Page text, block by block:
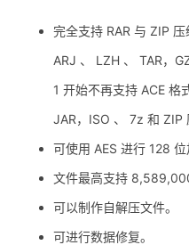
完全支持 RAR 与 ZIP 压
ARJ 、 LZH 、 TAR，
1 开始不再支持 ACE 格
JAR，ISO 、 7z 和 ZIP
可使用 AES 进行 128 位
文件最高支持
可以制作自解压文件。
可进行数据修复。